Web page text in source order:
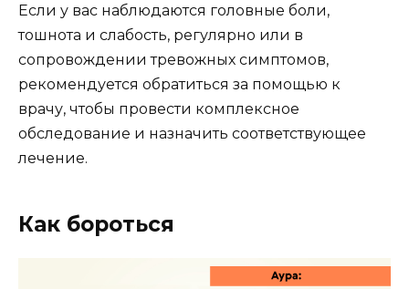
Если у вас наблюдаются головные боли,
тошнота и слабость, регулярно или в
сопровождении тревожных симптомов,
рекомендуется обратиться за помощью к
врачу, чтобы провести комплексное
обследование и назначить соответствующее
лечение.
Как бороться